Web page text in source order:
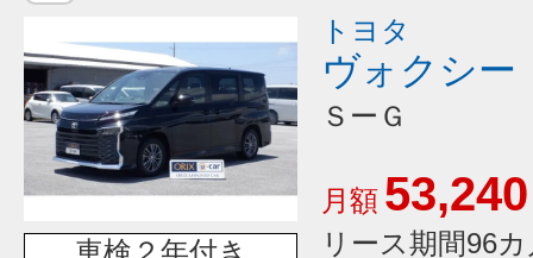
車検２年付き
トヨタ
ヴォクシー
ＳーＧ
月額 53,240
リース期間96